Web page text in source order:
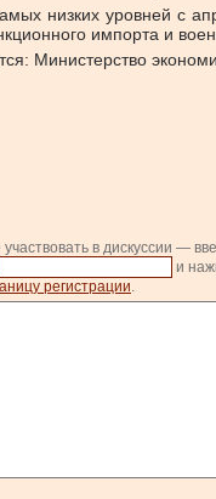
низких уровней с
импорта и
Министерство
в дискуссии —
и
регистрации.